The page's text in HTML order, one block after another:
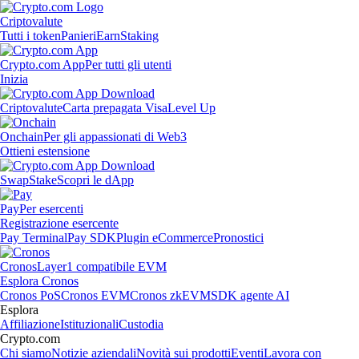
Criptovalute
Tutti i tokenPanieriEarnStaking
Crypto.com AppPer tutti gli utenti
Inizia
CriptovaluteCarta prepagata VisaLevel Up
OnchainPer gli appassionati di Web3
Ottieni estensione
SwapStakeScopri le dApp
PayPer esercenti
Registrazione esercente
Pay TerminalPay SDKPlugin eCommercePronostici
CronosLayer1 compatibile EVM
Esplora Cronos
Cronos PoSCronos EVMCronos zkEVMSDK agente AI
Esplora
AffiliazioneIstituzionaliCustodia
Crypto.com
Chi siamoNotizie aziendaliNovità sui prodottiEventiLavora con